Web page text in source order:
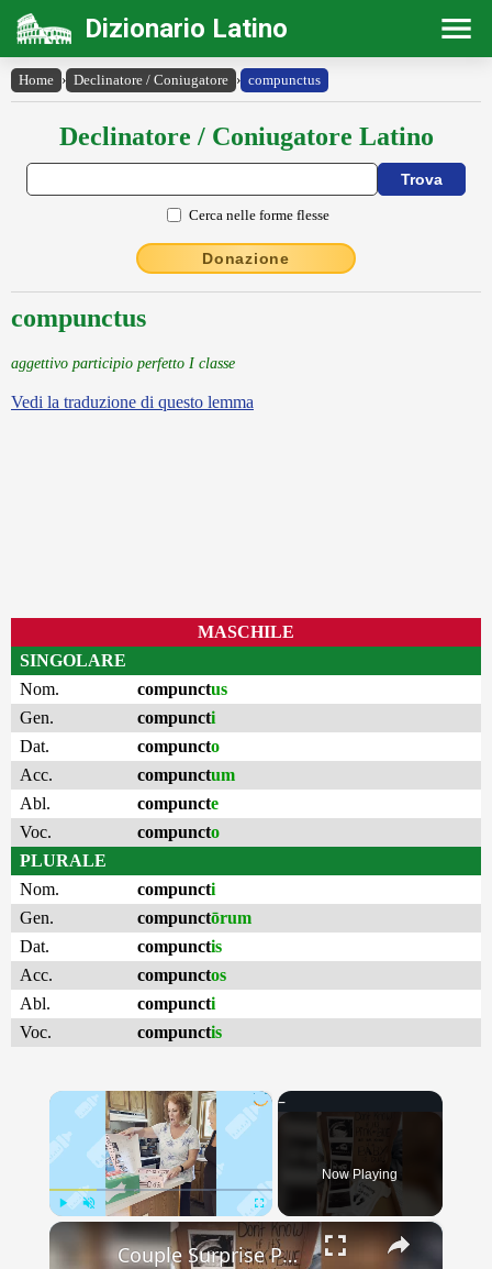
Dizionario Latino
Home › Declinatore / Coniugatore › compunctus
Declinatore / Coniugatore Latino
Cerca nelle forme flesse
Donazione
compunctus
aggettivo participio perfetto I classe
Vedi la traduzione di questo lemma
MASCHILE
SINGOLARE
Nom.
compunctus
Gen.
compuncti
Dat.
compuncto
Acc.
compunctum
Abl.
compuncte
Voc.
compuncto
PLURALE
Nom.
compuncti
Gen.
compunctōrum
Dat.
compunctis
Acc.
compunctos
Abl.
compuncti
Voc.
compunctis
×
Fullscreen
Now Playing
×
Couple Surprise Parents With Rainbow Baby Reveal Inside Pizza Box | Happily TV